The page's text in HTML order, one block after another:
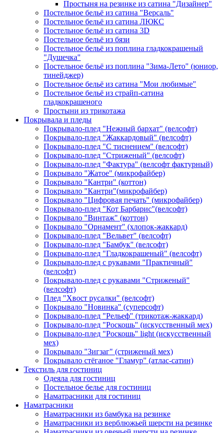
Простыня на резинке из сатина "Дизайнер"
Постельное бельё из сатина "Версаль"
Постельное бельё из сатина ЛЮКС
Постельное бельё из сатина 3D
Постельное бельё из бязи
Постельное бельё из поплина гладкокрашеный
"Душечка"
Постельное бельё из поплина "Зима-Лето" (юниор,
тинейджер)
Постельное бельё из сатина "Мои любимые"
Постельное бельё из страйп-сатина
гладкокрашеного
Простыни из трикотажа
Покрывала и пледы
Покрывало-плед "Нежный бархат" (велсофт)
Покрывало-плед "Жаккардовый" (велсофт)
Покрывало-плед "С тиснением" (велсофт)
Покрывало-плед "Стриженый" (велсофт)
Покрывало-плед "Фактура" (велсофт фактурный)
Покрывало "Жатое" (микрофайбер)
Покрывало "Кантри" (коттон)
Покрывало "Кантри"(микрофайбер)
Покрывало "Цифровая печать" (микрофайбер)
Покрывало-плед "Кот Барбарис"(велсофт)
Покрывало "Винтаж" (коттон)
Покрывало "Орнамент" (хлопок-жаккард)
Покрывало-плед "Вельвет" (велсофт)
Покрывало-плед "Бамбук" (велсофт)
Покрывало-плед "Гладкокрашеный" (велсофт)
Покрывало-плед с рукавами "Практичный"
(велсофт)
Покрывало-плед с рукавами "Стриженый"
(велсофт)
Плед "Хвост русалки" (велсофт)
Покрывало "Новинка" (суперсофт)
Покрывало-плед "Рельеф" (трикотаж-жаккард)
Покрывало-плед "Роскошь" (искусственный мех)
Покрывало-плед "Роскошь" light (искусственный
мех)
Покрывало "Зигзаг" (стриженый мех)
Покрывало стёганое "Гламур" (атлас-сатин)
Текстиль для гостиниц
Одеяла для гостиниц
Постельное белье для гостиниц
Наматрасники для гостиниц
Наматрасники
Наматрасники из бамбука на резинке
Наматрасники из верблюжьей шерсти на резинке